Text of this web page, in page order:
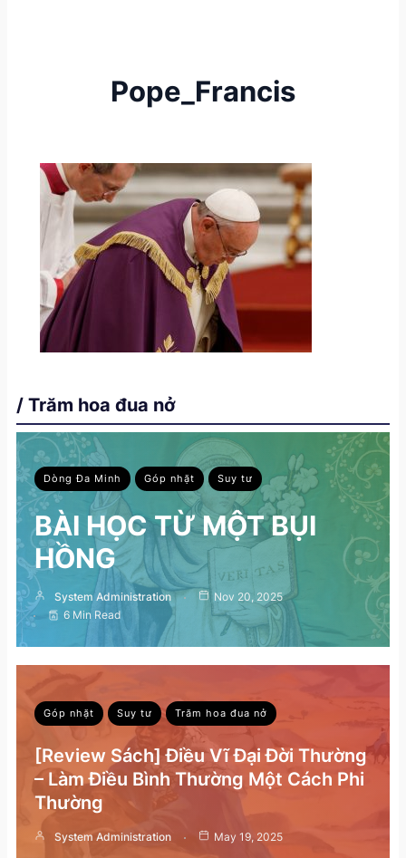
Pope_Francis
/ Trăm hoa đua nở
Dòng Đa Minh Góp nhặt Suy tư
BÀI HỌC TỪ MỘT BỤI
HỒNG
System Administration
Nov 20, 2025
6 Min Read
Góp nhặt Suy tư Trăm hoa đua nở
[Review Sách] Điều Vĩ Đại Đời Thường
– Làm Điều Bình Thường Một Cách Phi
Thường
System Administration May 19, 2025